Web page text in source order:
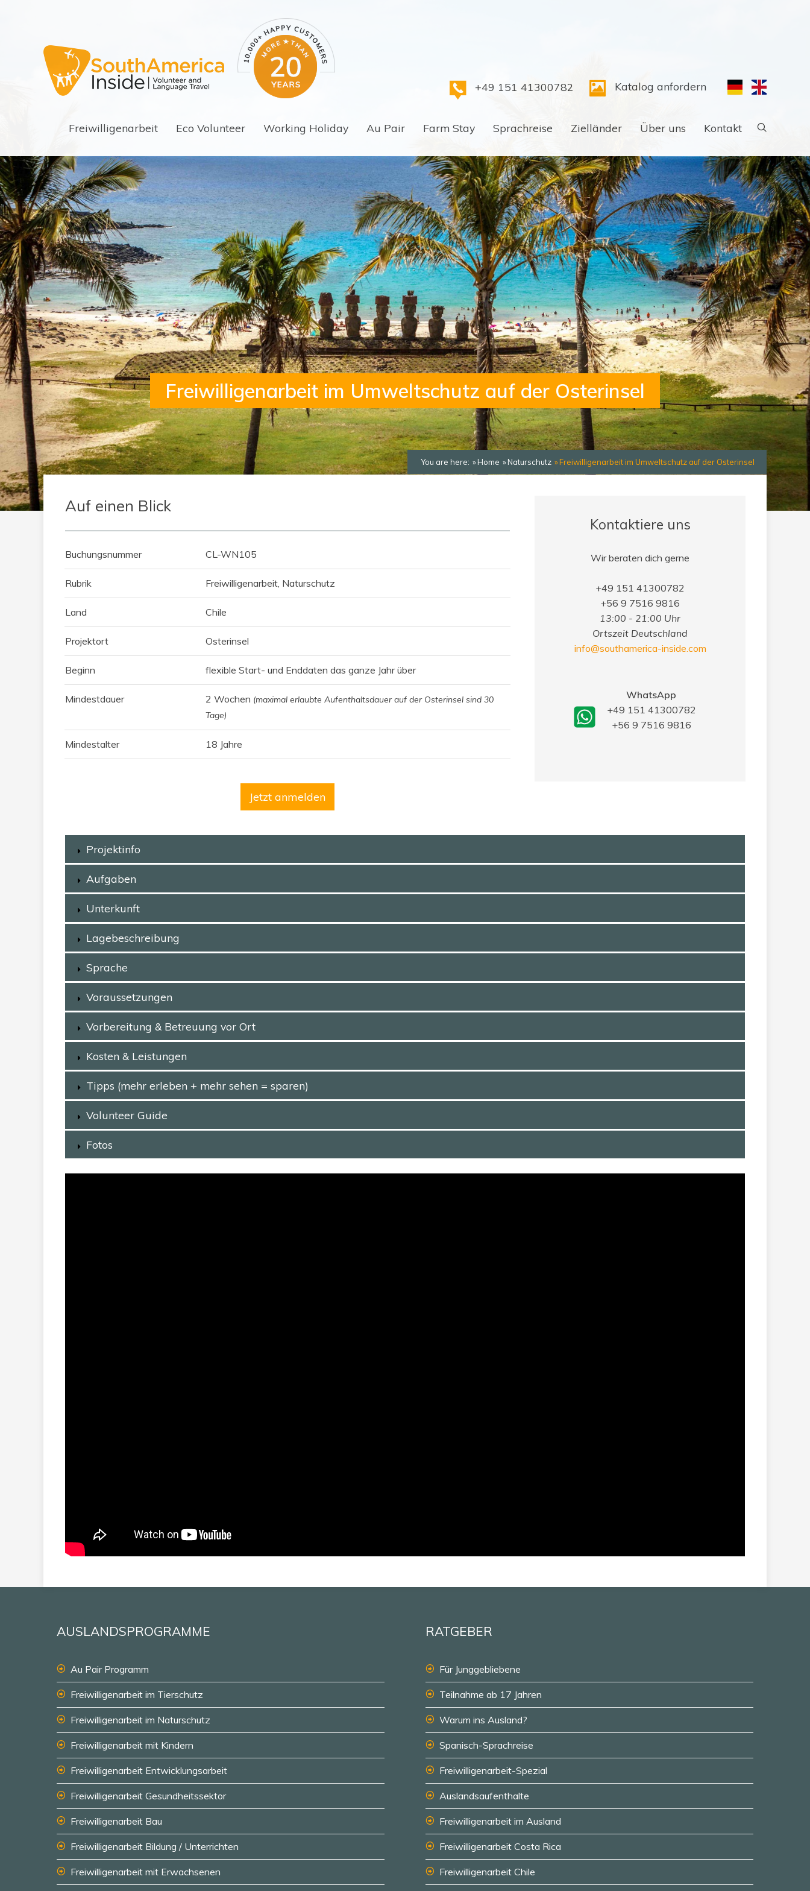
+49 151 41300782 Katalog anfordern
Freiwilligenarbeit Eco Volunteer Working Holiday Au Pair Farm Stay Sprachreise Zielländer Über uns Kontakt
Freiwilligenarbeit im Umweltschutz auf der Osterinsel
You are here: Home Naturschutz Freiwilligenarbeit im Umweltschutz auf der Osterinsel
Auf einen Blick
Buchungsnummer CL-WN105
Rubrik Freiwilligenarbeit, Naturschutz
Land Chile
Projektort Osterinsel
Beginn flexible Start- und Enddaten das ganze Jahr über
Mindestdauer 2 Wochen (maximal erlaubte Aufenthaltsdauer auf der Osterinsel sind 30
Tage)
Mindestalter 18 Jahre
Jetzt anmelden
Kontaktiere uns
Wir beraten dich gerne
+49 151 41300782
+56 9 7516 9816
13:00 - 21:00 Uhr
Ortszeit Deutschland
info@southamerica-inside.com
WhatsApp
+49 151 41300782
+56 9 7516 9816
Projektinfo
Aufgaben
Unterkunft
Lagebeschreibung
Sprache
Voraussetzungen
Vorbereitung & Betreuung vor Ort
Kosten & Leistungen
Tipps (mehr erleben + mehr sehen = sparen)
Volunteer Guide
Fotos
AUSLANDSPROGRAMME
Au Pair Programm
Freiwilligenarbeit im Tierschutz
Freiwilligenarbeit im Naturschutz
Freiwilligenarbeit mit Kindern
Freiwilligenarbeit Entwicklungsarbeit
Freiwilligenarbeit Gesundheitssektor
Freiwilligenarbeit Bau
Freiwilligenarbeit Bildung / Unterrichten
Freiwilligenarbeit mit Erwachsenen
RATGEBER
Für Junggebliebene
Teilnahme ab 17 Jahren
Warum ins Ausland?
Spanisch-Sprachreise
Freiwilligenarbeit-Spezial
Auslandsaufenthalte
Freiwilligenarbeit im Ausland
Freiwilligenarbeit Costa Rica
Freiwilligenarbeit Chile